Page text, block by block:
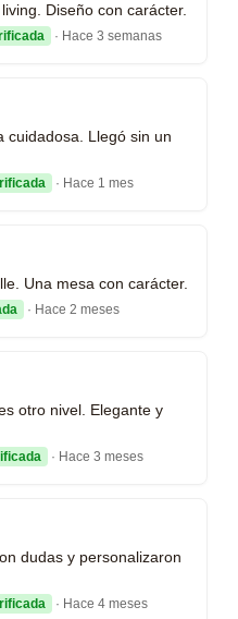
Diseño con carácter.
· Hace 3 semanas
cuidadosa. Llegó sin un
· Hace 1 mes
Una mesa con carácter.
· Hace 2 meses
otro nivel. Elegante y
· Hace 3 meses
dudas y personalizaron
· Hace 4 meses